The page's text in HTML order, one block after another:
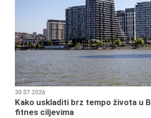
30.07.2026
Kako uskladiti brz tempo života u
fitnes ciljevima